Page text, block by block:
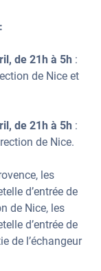
de 21h à 5h :
de Nice et
de 21h à 5h :
de Nice.
les
d’entrée de
de Nice, les
d’entrée de
de l’échangeur